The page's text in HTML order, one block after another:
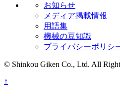
お知らせ
メディア掲載情報
用語集
機械の豆知識
プライバシーポリシ
© Shinkou Giken Co., Ltd. All
↑